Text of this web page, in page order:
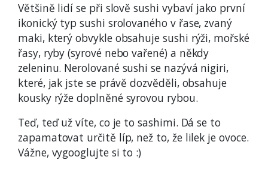
Většině lidí se při slově sushi vybaví jako první
ikonický typ sushi srolovaného v řase, zvaný
maki, který obvykle obsahuje sushi rýži, mořské
řasy, ryby (syrové nebo vařené) a někdy
zeleninu. Nerolované sushi se nazývá nigiri,
které, jak jste se právě dozvěděli, obsahuje
kousky rýže doplněné syrovou rybou.
Teď, teď už víte, co je to sashimi. Dá se to
zapamatovat určitě líp, než to, že lilek je ovoce.
Vážne, vygooglujte si to :)